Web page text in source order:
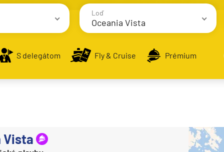
Loď
Oceania Vista
S delegátom Fly & Cruise Prémium
Vista